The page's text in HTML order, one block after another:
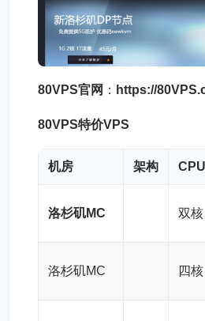
80VPS官网 ： https://
80VPS特价VPS
机房 架构 CPU
洛杉矶MC 双核
洛杉矶MC 四核